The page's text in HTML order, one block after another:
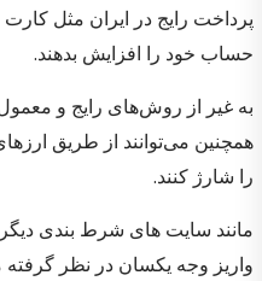
پرداخت رایج در ایران مثل کارت
حساب خود را افزایش بدهند.
به غیر از روش‌های رایج و
همچنین می‌توانند از طریق
را شارژ کنند.
مانند سایت های شرط بندی
واریز وجه یکسان در نظر